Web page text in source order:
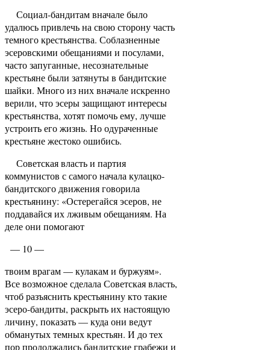
Социал-бандитам вначале было
удалюсь прив­лечь на свою сторону часть
темного крестьянства. Соблазненные
эсеровскими обещаниями и посулами,
часто запуганные, несознательные
крестьяне были затянуты в бандитские
шайки. Много из них вначале искренно
верили, что эсеры защищают интересы
крестьянства, хотят помочь ему, лучше
устроить его жизнь. Но одураченные
крестьяне жестоко ошиб­ись.
Советская власть и партия
коммунистов с самого начала кулацко-
бандитского движения говорила
крестьянину: «Остерегайся эсеров, не
поддавайся их лживым обещаниям. На
деле они помогают
— 10 —
твоим врагам — кулакам и буржуям».
Все возможное сделала Советская власть,
чтоб разъяснить кресть­янину кто такие
эсеро-бандиты, раскрыть их на­стоящую
личину, показать — куда они ведут
обману­тых темных крестьян. И до тех
пор продолжались бандитские грабежи и